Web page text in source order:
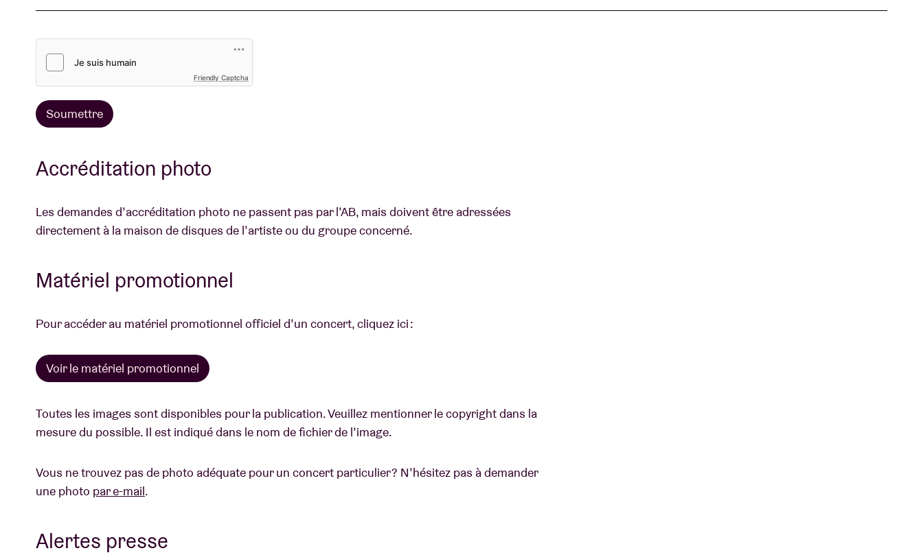
Friendly Captcha
Soumettre
Accréditation photo
Les demandes d’accréditation photo ne passent pas par l’AB, mais doivent être adressées
directement à la maison de disques de l’artiste ou du groupe concerné.
Matériel promotionnel
Pour accéder au matériel promotionnel officiel d’un concert, cliquez ici :
Voir le matériel promotionnel
Toutes les images sont disponibles pour la publication. Veuillez mentionner le copyright dans la
mesure du possible. Il est indiqué dans le nom de fichier de l’image.
Vous ne trouvez pas de photo adéquate pour un concert particulier ? N’hésitez pas à demander
une photo par e-mail.
Alertes presse